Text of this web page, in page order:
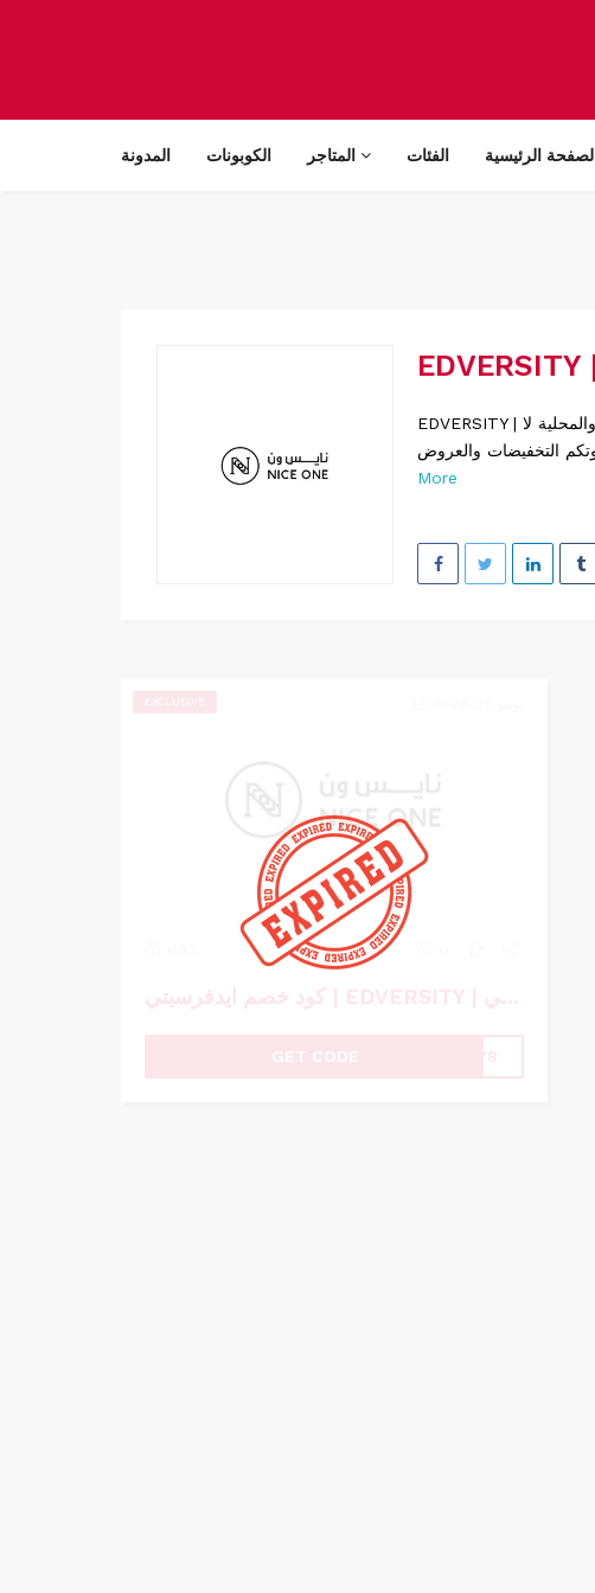
المدونة الكوبونات الفئات الصفحة الرئيسية
EDVERSITY | ايدفرسيتي كوبونات خصم حصرية للعديد من المتاجر المشهورة والعالمية والمحلية لا
More
كود خصم ايدفرسيتي | EDVERSITY | كوبون خصم ايدفرسيتي
GET CODE ed78